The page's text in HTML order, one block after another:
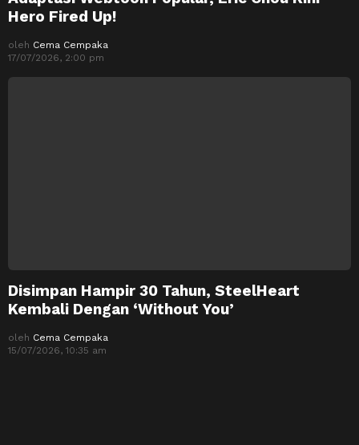
Hero Fired Up!
oleh Cema Cempaka
17/07/2026, 2:00 pm
Disimpan Hampir 30 Tahun, SteelHeart
Kembali Dengan ‘Without You’
oleh Cema Cempaka
15/07/2026, 10:35 am